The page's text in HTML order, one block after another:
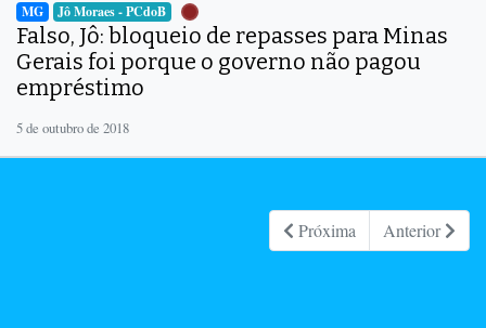
MG Jô Moraes - PCdoB
Falso, Jô: bloqueio de repasses para Minas
Gerais foi porque o governo não pagou
empréstimo
5 de outubro de 2018
Próxima Anterior